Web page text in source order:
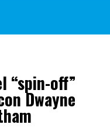
“spin-off”
Dwayne